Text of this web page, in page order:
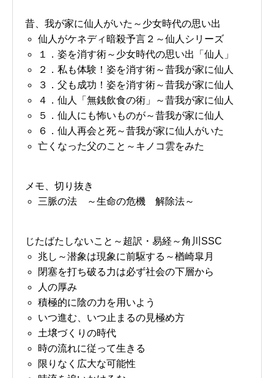
昔、我が家に仙人がいた～少女時代の思い出
仙人がケネディ暗殺予言２～仙人シリーズ
１．姿を消す術～少女時代の思い出「仙人」
２．私も体験！姿を消す術～昔我が家に仙人
３．父も成功！姿を消す術～昔我が家に仙人
４．仙人「無銭飲食の術」～昔我が家に仙人
５．仙人にも怖いものが～昔我が家に仙人
６．仙人再会と死～昔我が家に仙人がいた
亡くなった父のこと～キノコ雲をみた
メモ、切り抜き
三脈の法 ～生命の危機 解除法～
じたばたしないこと～超訳・易経～角川SSC
兆し～潜象は現象に前駆する～楢崎皐月
閉塞を打ち破る力は必ず社会の下層から
人の厚み
積極的に陰の力を用いよう
いつ進む、いつ止まるの見極め方
土壌づくりの時代
時の流れに従って生きる
限りなく広大な可能性